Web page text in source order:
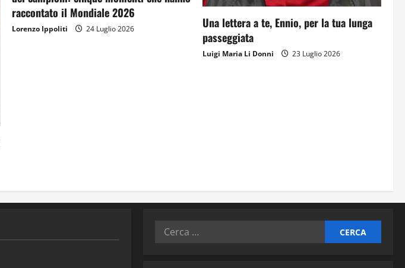
Come hanno fatto? La scalata
lampo del Como 1907 verso
raccontato il Mondiale 2026
Lorenzo Ippoliti 24 Luglio 2026
Una lettera a te, Ennio, per la tua lunga
passeggiata
Luigi Maria Li Donni 23 Luglio 2026